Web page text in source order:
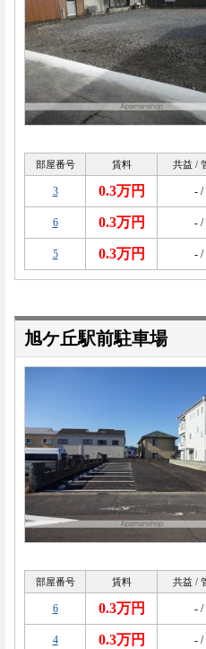
部屋番号 賃料 共益 /
3 0.3万円 - /
6 0.3万円 - /
5 0.3万円 - /
旭ケ丘駅前駐車場
部屋番号 賃料 共益 /
6 0.3万円 - /
4 0.3万円 - /